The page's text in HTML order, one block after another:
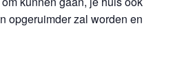
opgeruimder zal worden en